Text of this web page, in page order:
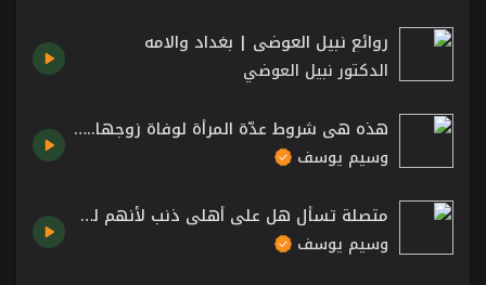
روائع نبيل العوضي | بغداد والامه
الدكتور نبيل العوضي
هذه هي شروط عدّة المرأة لوفاة زوجها.. تعرّف عليها مع الشيخ وسيم يوسف
وسيم يوسف
متصلة تسأل هل على أهلي ذنب لأنهم لم يعلّموني لغة القرآن؟ .. الشيخ د. وسيم يوسف
وسيم يوسف